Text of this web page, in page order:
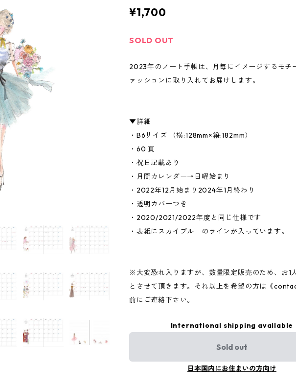
¥1,700
SOLD OUT
2023年のノート手帳は、月毎にイメージするモチ
ァッションに取り入れてお届けします。
▼詳細
・B6サイズ （横:128mm×縦:182mm）
・60 頁
・祝日記載あり
・月間カレンダー→日曜始まり
・2022年12月始まり2024年1月終わり
・透明カバーつき
・2020/2021/2022年度と同じ仕様です
・表紙にスカイブルーのラインが入っています。
※大変恐れ入りますが、数量限定販売のため、お1
とさせて頂きます。それ以上を希望の方は《
前にご連絡下さい。
International shipping available
Sold out
日本国内にお住まいの方向け